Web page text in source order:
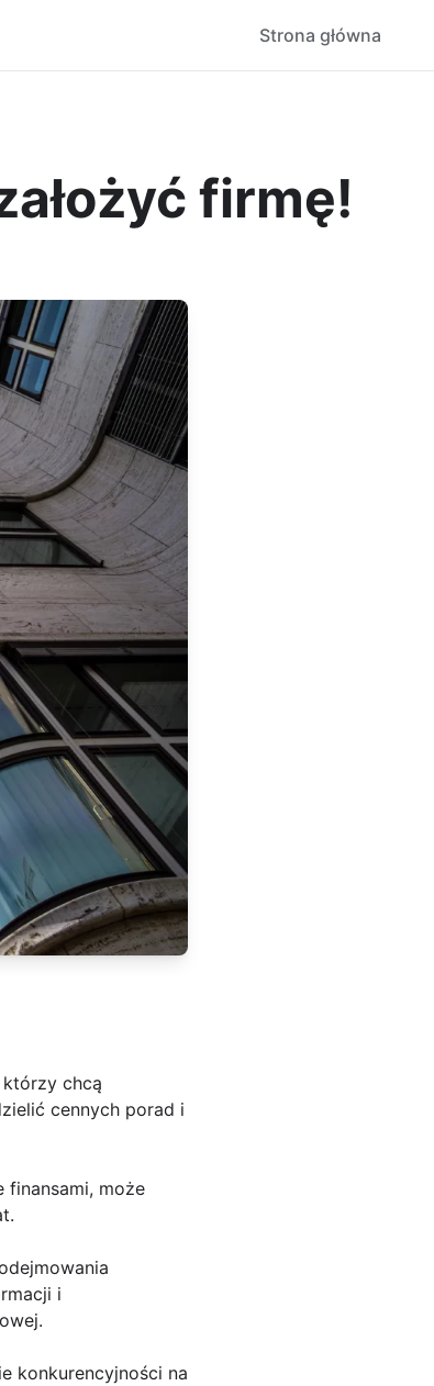
Strona główna
firmę!
chcą
cennych porad i
finansami, może
i
konkurencyjności na